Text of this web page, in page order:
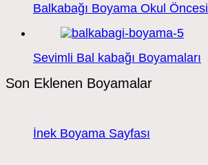
Balkabağı Boyama Okul Öncesi
Sevimli Bal kabağı Boyamaları
Son Eklenen Boyamalar
İnek Boyama Sayfası